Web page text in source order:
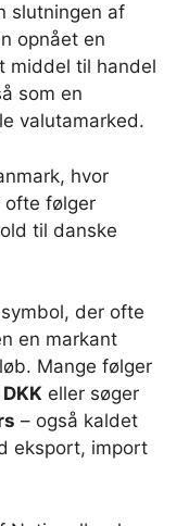
slutningen af
opnået en
middel til handel
som en
valutamarked.
hvor
ofte følger
til danske
der ofte
en markant
Mange følger
eller søger
– også kaldet
eksport, import